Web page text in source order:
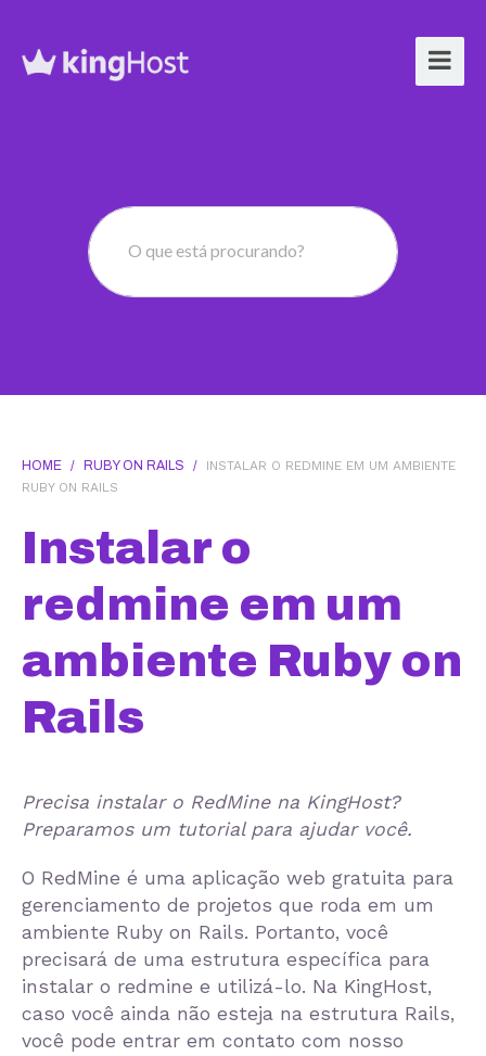
O que está procurando?
HOME / RUBY ON RAILS /
INSTALAR O REDMINE EM UM AMBIENTE
RUBY ON RAILS
Instalar o
redmine em um
ambiente Ruby on
Rails
Precisa instalar o RedMine na KingHost?
Preparamos um tutorial para ajudar você.
O RedMine é uma aplicação web gratuita para
gerenciamento de projetos que roda em um
ambiente Ruby on Rails. Portanto, você
precisará de uma estrutura específica para
instalar o redmine e utilizá-lo. Na KingHost,
caso você ainda não esteja na estrutura Rails,
você pode entrar em contato com nosso